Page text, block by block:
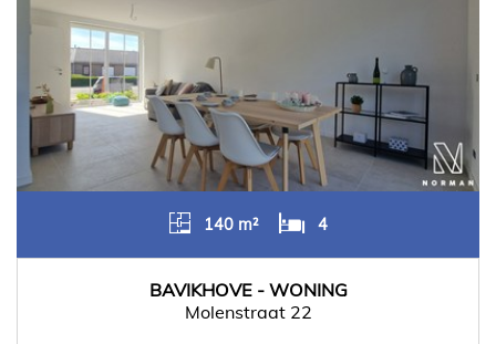
140 m² 4
BAVIKHOVE - WONING
Molenstraat 22